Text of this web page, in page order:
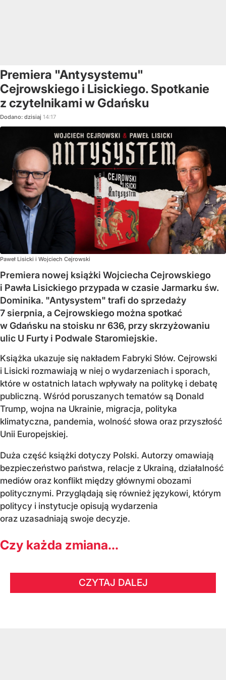
Premiera "Antysystemu"
Cejrowskiego i Lisickiego. Spotkanie
z czytelnikami w Gdańsku
Dodano: dzisiaj 14:17
Paweł Lisicki i Wojciech Cejrowski
Premiera nowej książki Wojciecha Cejrowskiego
i Pawła Lisickiego przypada w czasie Jarmarku św.
Dominika. "Antysystem" trafi do sprzedaży
7 sierpnia, a Cejrowskiego można spotkać
w Gdańsku na stoisku nr 636, przy skrzyżowaniu
ulic U Furty i Podwale Staromiejskie.
Książka ukazuje się nakładem Fabryki Słów. Cejrowski
i Lisicki rozmawiają w niej o wydarzeniach i sporach,
które w ostatnich latach wpływały na politykę i debatę
publiczną. Wśród poruszanych tematów są Donald
Trump, wojna na Ukrainie, migracja, polityka
klimatyczna, pandemia, wolność słowa oraz przyszłość
Unii Europejskiej.
Duża część książki dotyczy Polski. Autorzy omawiają
bezpieczeństwo państwa, relacje z Ukrainą, działalność
mediów oraz konflikt między głównymi obozami
politycznymi. Przyglądają się również językowi, którym
politycy i instytucje opisują wydarzenia
oraz uzasadniają swoje decyzje.
Czy każda zmiana...
CZYTAJ DALEJ